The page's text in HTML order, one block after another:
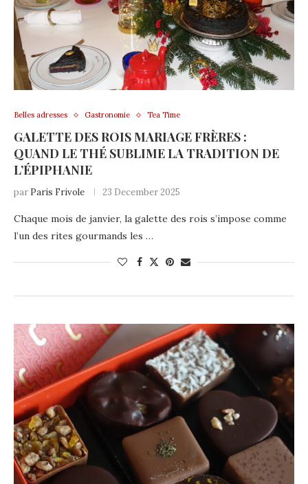
Belles adresses Gastronomie Tea Time
GALETTE DES ROIS MARIAGE FRÈRES :
QUAND LE THÉ SUBLIME LA TRADITION DE
L’ÉPIPHANIE
par Paris Frivole 23 December 2025
Chaque mois de janvier, la galette des rois s’impose comme
l’un des rites gourmands les …